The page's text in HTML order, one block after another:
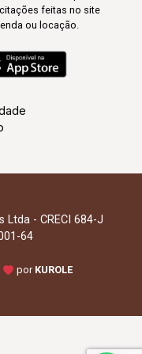
feitas no site
ou locação.
- CRECI 684-J
64
por KUROLE